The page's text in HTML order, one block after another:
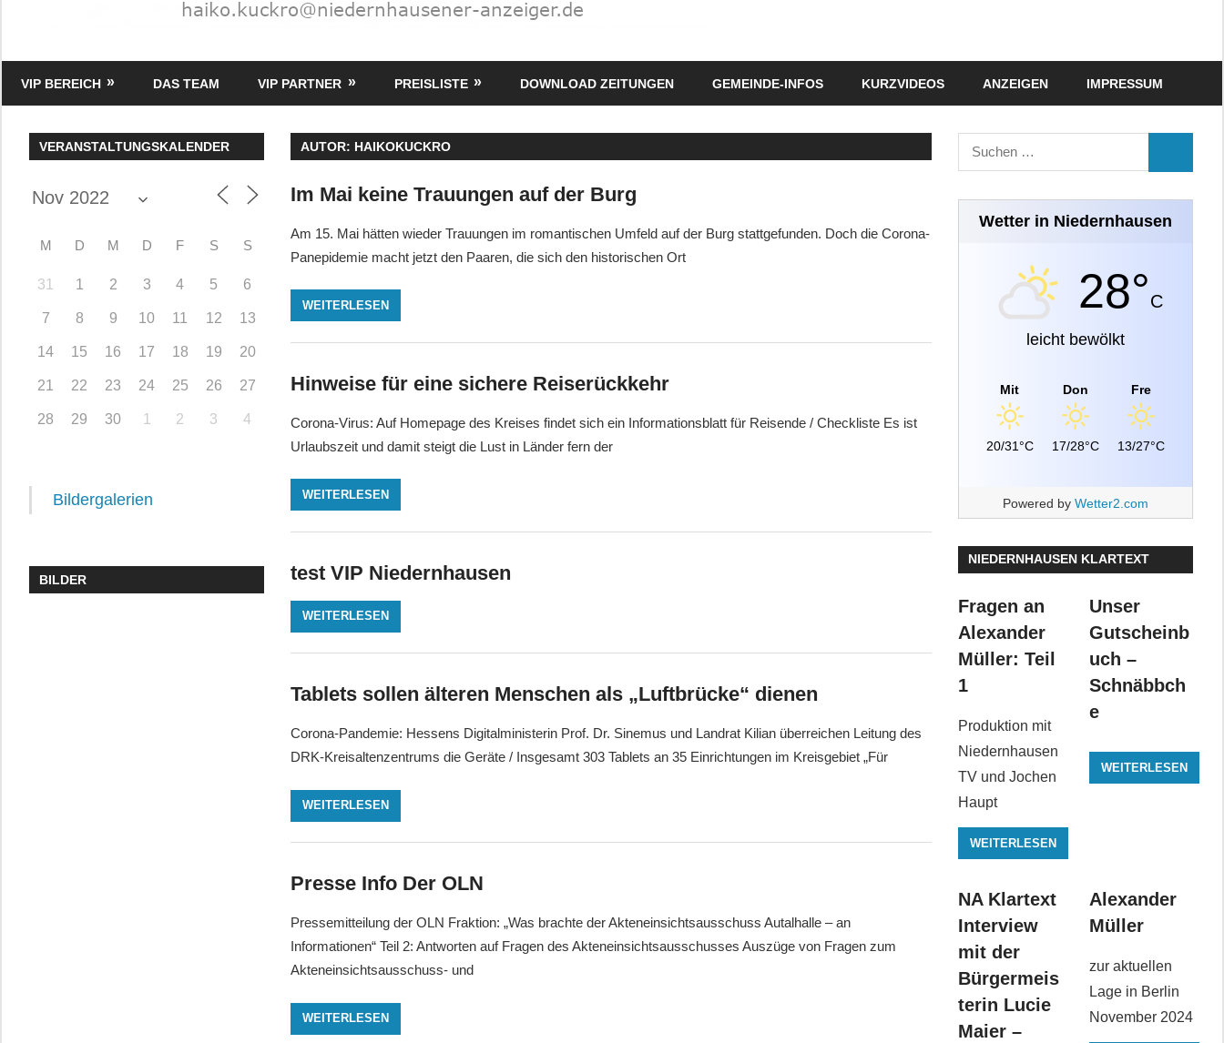
–
Media
VIP BEREICH DAS TEAM VIP PARTNER PREISLISTE DOWNLOAD ZEITUNGEN GEMEINDE-INFOS KURZVIDEOS ANZEIGEN IMPRESSUM
AUTOR: HAIKOKUCKRO
Im Mai keine Trauungen auf der Burg
Am 15. Mai hätten wieder Trauungen im romantischen Umfeld auf der Burg stattgefunden. Doch die Corona-
Panepidemie macht jetzt den Paaren, die sich den historischen Ort
WEITERLESEN
Hinweise für eine sichere Reiserückkehr
Corona-Virus: Auf Homepage des Kreises findet sich ein Informationsblatt für Reisende / Checkliste Es ist
Urlaubszeit und damit steigt die Lust in Länder fern der
WEITERLESEN
test VIP Niedernhausen
WEITERLESEN
Tablets sollen älteren Menschen als „Luftbrücke“ dienen
Corona-Pandemie: Hessens Digitalministerin Prof. Dr. Sinemus und Landrat Kilian überreichen Leitung des
DRK-Kreisaltenzentrums die Geräte / Insgesamt 303 Tablets an 35 Einrichtungen im Kreisgebiet „Für
WEITERLESEN
Presse Info Der OLN
Pressemitteilung der OLN Fraktion: „Was brachte der Akteneinsichtsausschuss Autalhalle – an
Informationen“ Teil 2: Antworten auf Fragen des Akteneinsichtsausschusses Auszüge von Fragen zum
Akteneinsichtsausschuss- und
WEITERLESEN
VERANSTALTUNGSKALENDER
M D M D F S S
31 1 2 3 4 5 6
7 8 9 10 11 12 13
14 15 16 17 18 19 20
21 22 23 24 25 26 27
28 29 30 1 2 3 4
Bildergalerien
BILDER
Suchen
nach:
Wetter in Niedernhausen
28°C
leicht bewölkt
Mit
20/31°C
Don
17/28°C
Fre
13/27°C
Powered by Wetter2.com
NIEDERNHAUSEN KLARTEXT
Fragen an
Alexander
Müller: Teil
1
Produktion mit
Niedernhausen
TV und Jochen
Haupt
WEITERLESEN
Unser
Gutscheinb
uch –
Schnäbbch
e
WEITERLESEN
NA Klartext
Interview
mit der
Bürgermeis
terin Lucie
Maier –
Alexander
Müller
zur aktuellen
Lage in Berlin
November 2024